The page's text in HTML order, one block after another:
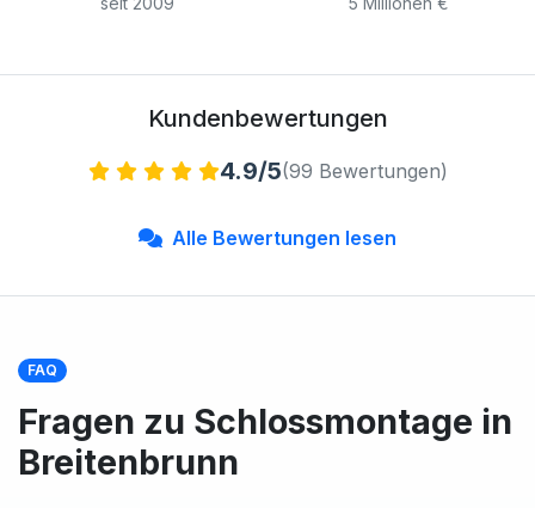
Kundenbewertungen
4.9/5(99 Bewertungen)
Alle Bewertungen lesen
FAQ
Fragen zu Schlossmontage in
Breitenbrunn